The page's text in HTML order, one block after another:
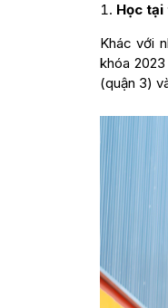
Học
Khác với
khóa
(quận 3)